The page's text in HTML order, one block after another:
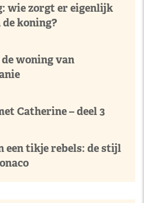
wie zorgt er eigenlijk
koning?
woning van
Catherine – deel 3
een tikje rebels: de stijl